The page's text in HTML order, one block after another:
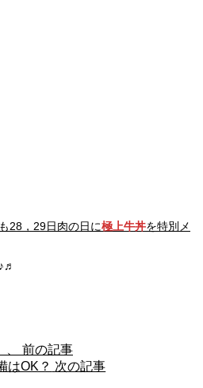
28，29日肉の日に極上牛丼を特別メ
前の記事
はOK？ 次の記事